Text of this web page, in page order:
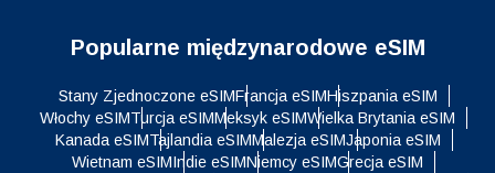
Popularne międzynarodowe eSIM
Stany Zjednoczone eSIMFrancja eSIMHiszpania eSIM
Włochy eSIMTurcja eSIMMeksyk eSIMWielka Brytania eSIM
Kanada eSIMTajlandia eSIMMalezja eSIMJaponia eSIM
Wietnam eSIMIndie eSIMNiemcy eSIMGrecja eSIM